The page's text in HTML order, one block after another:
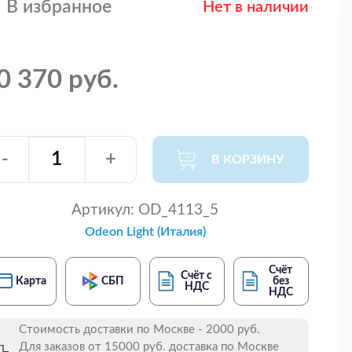
В избранное Нет в наличии
370 руб.
- + В КОРЗИНУ
Артикул: OD_4113_5
Odeon Light (Италия)
Карта СБП
Счёт с
НДС
Счёт
без
НДС
Стоимость доставки по Москве - 2000 руб.
Для заказов от 15000 руб. доставка по Москве